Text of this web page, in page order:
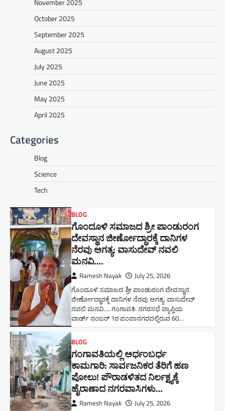
November 2025
October 2025
September 2025
August 2025
July 2025
June 2025
May 2025
April 2025
Categories
Blog
Science
Tech
BLOG
ಗೊಂದೂಳಿ ಸಮಾಜದ ಶ್ರೀ ಪಾಂಡುರಂಗ
ದೇವಸ್ಥಾನ ಜೀರ್ಣೋದ್ಧಾರಕ್ಕೆ ದಾನಿಗಳ
ನೆರವು ಅಗತ್ಯ: ವಾಸುದೇವ್ ನವಲಿ
ಮನವಿ​….
Ramesh Nayak July 25, 2026
ಗೊಂದೂಳಿ ಸಮಾಜದ ಶ್ರೀ ಪಾಂಡುರಂಗ ದೇವಸ್ಥಾನ
ಜೀರ್ಣೋದ್ಧಾರಕ್ಕೆ ದಾನಿಗಳ ನೆರವು ಅಗತ್ಯ: ವಾಸುದೇವ್
ನವಲಿ ಮನವಿ​…. ಗಂಗಾವತಿ: ​ನಗರಸಭೆ ವ್ಯಾಪ್ತಿಯ
ವಾರ್ಡ್ ನಂಬರ್ 1ರ ಪಂಪಾನಗರದಲ್ಲಿರುವ 60…
BLOG
ಗಂಗಾವತಿಯಲ್ಲಿ ಅರ್ಧಂಬರ್ಧ
ಕಾಮಗಾರಿ: ಸಾರ್ವಜನಿಕರ ತೆರಿಗೆ ಹಣ
ಪೋಲು! ಪೌರಾಡಳಿತದ ನಿರ್ಲಕ್ಷ್ಯಕ್ಕೆ
ಹೈರಾಣಾದ ನಗರವಾಸಿಗಳು​…
Ramesh Nayak July 25, 2026